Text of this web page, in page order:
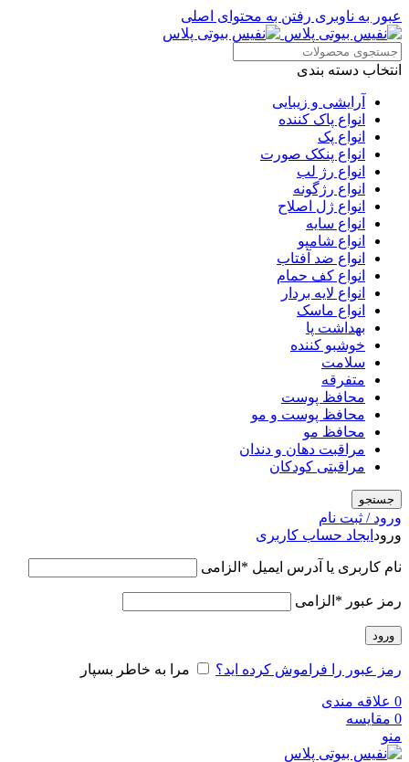
عبور به ناوبری رفتن به محتوای اصلی
انتخاب دسته بندی
آرایشی و زیبایی
انواع پاک کننده
انواع پک
انواع پنکک صورت
انواع رژ لب
انواع رژگونه
انواع ژل اصلاح
انواع سایه
انواع شامپو
انواع ضد آفتاب
انواع کف حمام
انواع لایه بردار
انواع ماسک
بهداشت پا
خوشبو کننده
سلامت
متفرقه
محافظ پوست
محافظ پوست و مو
محافظ مو
مراقبت دهان و دندان
مراقبتی کودکان
جستجو
ورود / ثبت نام
ورود ایجاد حساب کاربری
نام کاربری یا آدرس ایمیل * الزامی
رمز عبور * الزامی
ورود
رمز عبور را فراموش کرده اید؟ مرا به خاطر بسپار
0 علاقه مندی
0 مقایسه
منو